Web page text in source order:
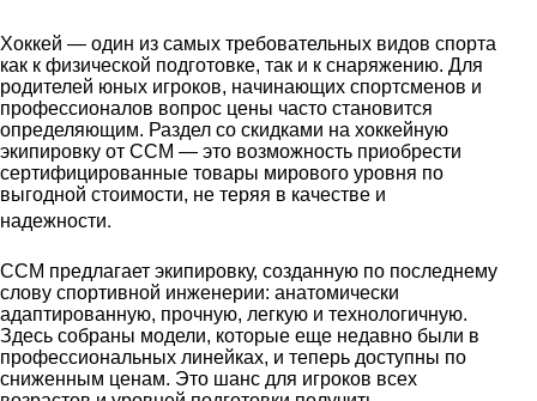
Хоккей — один из самых требовательных видов спорта
как к физической подготовке, так и к снаряжению. Для
родителей юных игроков, начинающих спортсменов и
профессионалов вопрос цены часто становится
определяющим. Раздел со скидками на хоккейную
экипировку от CCM — это возможность приобрести
сертифицированные товары мирового уровня по
выгодной стоимости, не теряя в качестве и
надежности.
CCM предлагает экипировку, созданную по последнему
слову спортивной инженерии: анатомически
адаптированную, прочную, легкую и технологичную.
Здесь собраны модели, которые еще недавно были в
профессиональных линейках, и теперь доступны по
сниженным ценам. Это шанс для игроков всех